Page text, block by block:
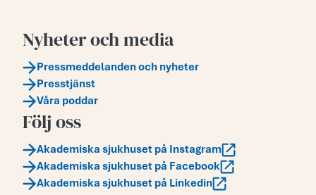
Nyheter och media
Pressmeddelanden och nyheter
Presstjänst
Våra poddar
Följ oss
Akademiska sjukhuset på Instagram
Akademiska sjukhuset på Facebook
Akademiska sjukhuset på Linkedin